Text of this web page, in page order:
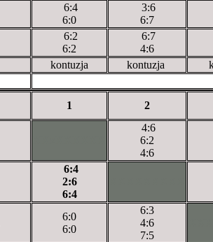
6:4
6:0
3:6
6:7
6:2
6:2
6:7
4:6
kontuzja kontuzja
1 2
4:6
6:2
4:6
6:4
2:6
6:4
6:0
6:0
6:3
4:6
7:5